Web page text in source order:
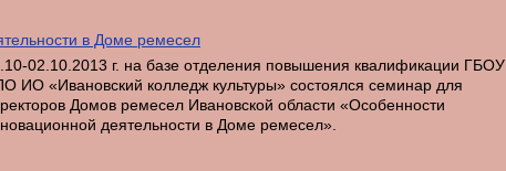
в Доме ремесел
02.10.2013 г. на базе отделения повышения квалификации ГБОУ
ИО «Ивановский колледж культуры» состоялся семинар для
Домов ремесел Ивановской области «Особенности
деятельности в Доме ремесел».